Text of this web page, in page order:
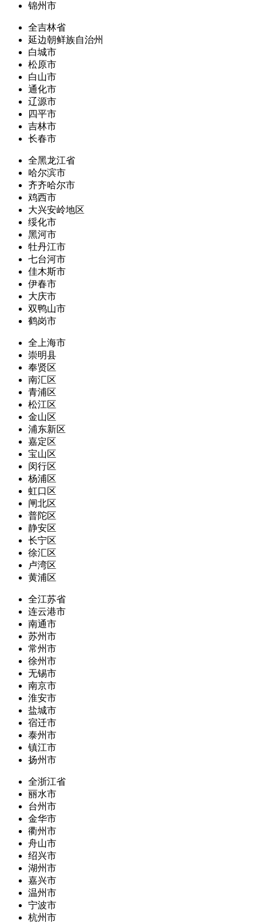
锦州市
全吉林省
延边朝鲜族自治州
白城市
松原市
白山市
通化市
辽源市
四平市
吉林市
长春市
全黑龙江省
哈尔滨市
齐齐哈尔市
鸡西市
大兴安岭地区
绥化市
黑河市
牡丹江市
七台河市
佳木斯市
伊春市
大庆市
双鸭山市
鹤岗市
全上海市
崇明县
奉贤区
南汇区
青浦区
松江区
金山区
浦东新区
嘉定区
宝山区
闵行区
杨浦区
虹口区
闸北区
普陀区
静安区
长宁区
徐汇区
卢湾区
黄浦区
全江苏省
连云港市
南通市
苏州市
常州市
徐州市
无锡市
南京市
淮安市
盐城市
宿迁市
泰州市
镇江市
扬州市
全浙江省
丽水市
台州市
金华市
衢州市
舟山市
绍兴市
湖州市
嘉兴市
温州市
宁波市
杭州市